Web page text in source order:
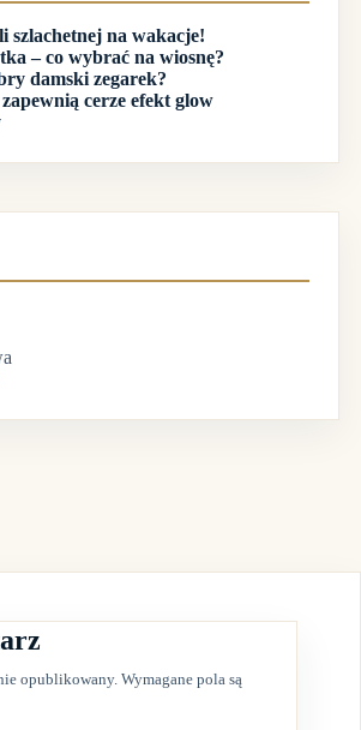
szlachetnej na wakacje!
– co wybrać na wiosnę?
damski zegarek?
cerze efekt glow
opublikowany. Wymagane pola są